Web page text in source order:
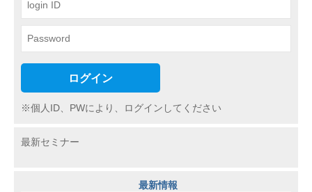
ン
ログイン
※個人ID、PWにより、ログインしてください
最新セミナー
最新情報